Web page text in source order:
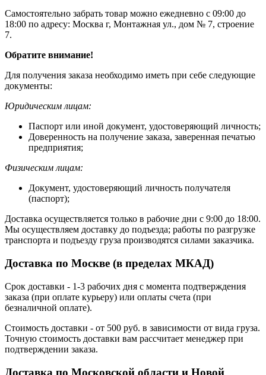
Самостоятельно забрать товар можно ежедневно с 09:00 до
18:00 по адресу: Москва г, Монтажная ул., дом № 7, строение
7.
Обратите внимание!
Для получения заказа необходимо иметь при себе следующие
документы:
Юридическим лицам:
Паспорт или иной документ, удостоверяющий личность;
Доверенность на получение заказа, заверенная печатью
предприятия;
Физическим лицам:
Документ, удостоверяющий личность получателя
(паспорт);
Доставка осуществляется только в рабочие дни с 9:00 до 18:00.
Мы осуществляем доставку до подъезда; работы по разгрузке
транспорта и подъезду груза производятся силами заказчика.
Доставка по Москве (в пределах МКАД)
Срок доставки - 1-3 рабочих дня с момента подтверждения
заказа (при оплате курьеру) или оплаты счета (при
безналичной оплате).
Стоимость доставки - от 500 руб. в зависимости от вида груза.
Точную стоимость доставки вам рассчитает менеджер при
подтверждении заказа.
Доставка по Московской области и Новой